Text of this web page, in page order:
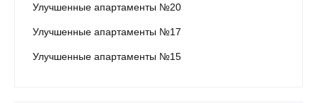
Улучшенные апартаменты №20
Улучшенные апартаменты №17
Улучшенные апартаменты №15